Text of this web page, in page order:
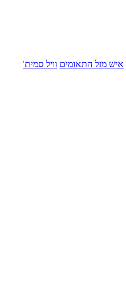
איש מזל התאומים וויל סמית'